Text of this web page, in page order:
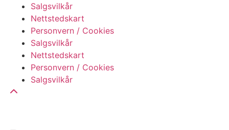
Salgsvilkår
Nettstedskart
Personvern / Cookies
Salgsvilkår
Nettstedskart
Personvern / Cookies
Salgsvilkår